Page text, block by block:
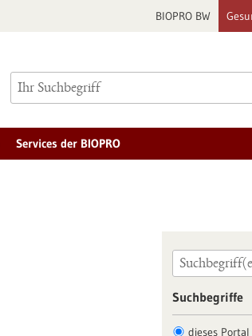
BIOPRO BW
Services der BIOPRO
Suchbegriffe
dieses Portal